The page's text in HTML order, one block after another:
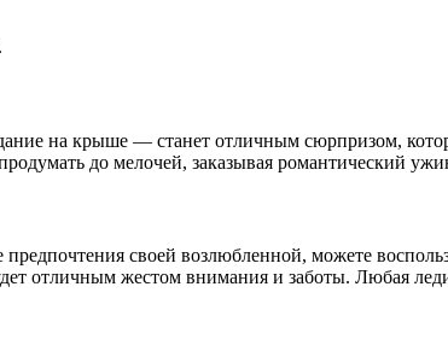
на крыше — станет отличным сюрпризом,
до мелочей, заказывая романтический
своей возлюбленной, можете
отличным жестом внимания и заботы. Любая